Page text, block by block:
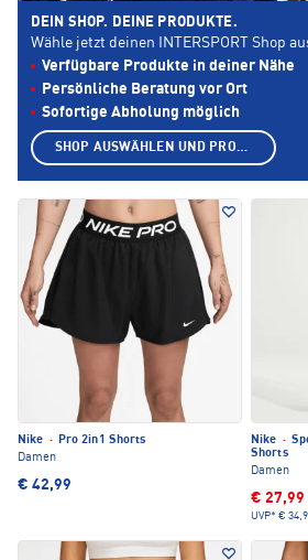
Nike · Pro 2in1 Shorts
Damen
€ 42,99
Nike ·
Shorts
Damen
€ 27,99
UVP* €
DEIN SHOP. DEINE PRODUKTE.
Wähle jetzt deinen INTERSPORT Shop
Verfügbare Produkte in deiner Nähe
Persönliche Beratung vor Ort
Sofortige Abholung möglich
SHOP AUSWÄHLEN UND PRODUKTE ANZEIGEN